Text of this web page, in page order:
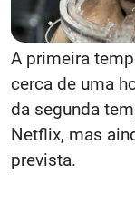
A primeira
cerca de uma
da segunda
Netflix, mas
prevista.